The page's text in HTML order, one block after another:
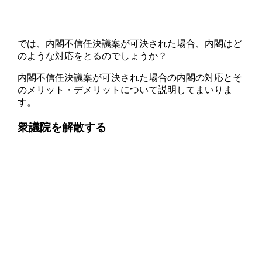
では、内閣不信任決議案が可決された場合、内閣はど
のような対応をとるのでしょうか？
内閣不信任決議案が可決された場合の内閣の対応とそ
のメリット・デメリットについて説明してまいりま
す。
衆議院を解散する